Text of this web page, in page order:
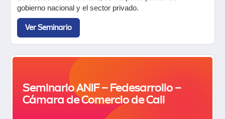
gobierno nacional y el sector privado.
Ver Seminario
Seminario ANIF – Fedesarrollo –
Cámara de Comercio de Cali